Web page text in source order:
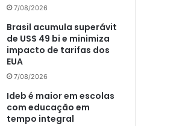
7/08/2026
Brasil acumula superávit
de US$ 49 bi e minimiza
impacto de tarifas dos
EUA
7/08/2026
Ideb é maior em escolas
com educação em
tempo integral